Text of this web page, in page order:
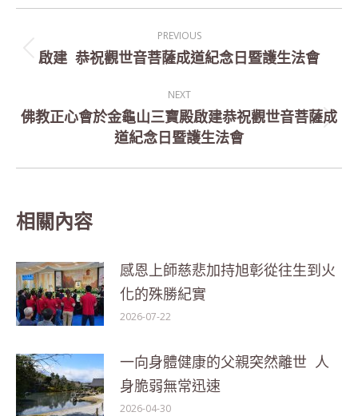
navigation
PREVIOUS
Previous
啟建 恭祝觀世音菩薩成道紀念日暨護生法會
NEXT
Next
佛教正心會於金龜山三寶殿啟建恭祝觀世音菩薩成
道紀念日暨護生法會
相關內容
感恩上師慈悲加持旭彰從往生到火
化的殊勝紀實
2026-07-22
一向身體健康的父親突然離世 人
身脆弱無常迅速
2026-04-30